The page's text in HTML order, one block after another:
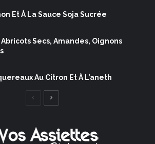
Et À La Sauce Soja Sucrée
Abricots Secs, Amandes, Oignons
Au Citron Et À L’aneth
Page